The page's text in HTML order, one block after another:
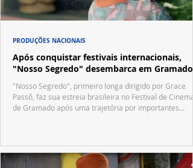
Após conquistar festivais internacionais,
"Nosso Segredo" desembarca em Gramado
"Nosso Segredo", primeiro longa dirigido por Grace
Passô, faz sua estreia brasileira no Festival de Cinema
de Gramado após uma trajetória por importantes
PRODUÇÕES NACIONAIS